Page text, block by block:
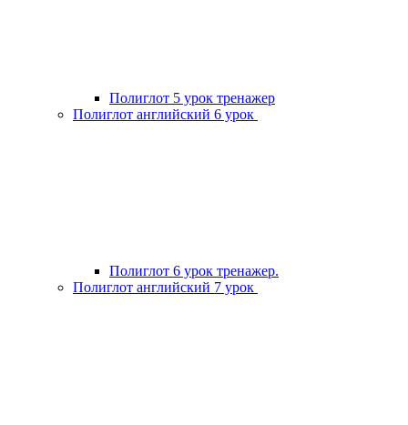
Полиглот 5 урок тренажер
Полиглот английский 6 урок
Полиглот 6 урок тренажер.
Полиглот английский 7 урок